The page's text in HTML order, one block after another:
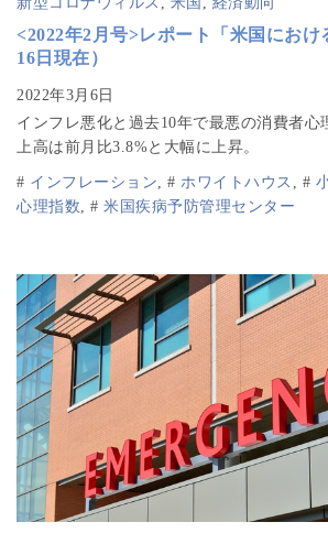
<2022年2月号>レポート「米国におけ
16日現在）
インフレ悪化と過去10年で最悪の消費者心
上高は前月比3.8%と大幅に上昇。
# インフレーション, # ホワイトハウス , #
心理指数, # 米国疾病予防管理センター